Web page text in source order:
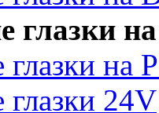
глазки
на
глазки 24V